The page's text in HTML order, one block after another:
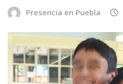
Presencia en Puebla